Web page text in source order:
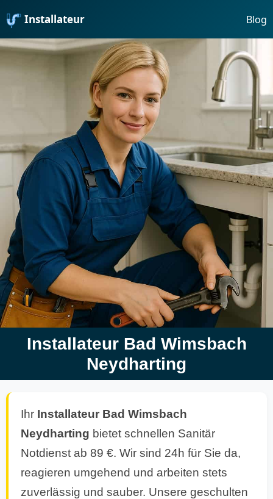
Installateur Blog
Installateur Bad Wimsbach
Neydharting
Ihr Installateur Bad Wimsbach
Neydharting bietet schnellen Sanitär
Notdienst ab 89 €. Wir sind 24h für Sie da,
reagieren umgehend und arbeiten stets
zuverlässig und sauber. Unsere geschulten